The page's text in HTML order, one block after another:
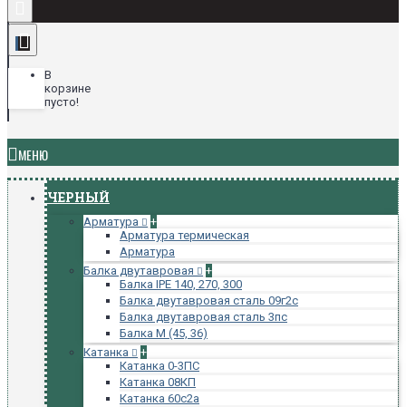
В
корзине
пусто!
МЕНЮ
ЧЕРНЫЙ
Арматура
+
Арматура термическая
Арматура
Балка двутавровая
+
Балка IPE 140, 270, 300
Балка двутавровая сталь 09г2с
Балка двутавровая сталь 3пс
Балка М (45, 36)
Катанка
+
Катанка 0-3ПС
Катанка 08КП
Катанка 60с2а